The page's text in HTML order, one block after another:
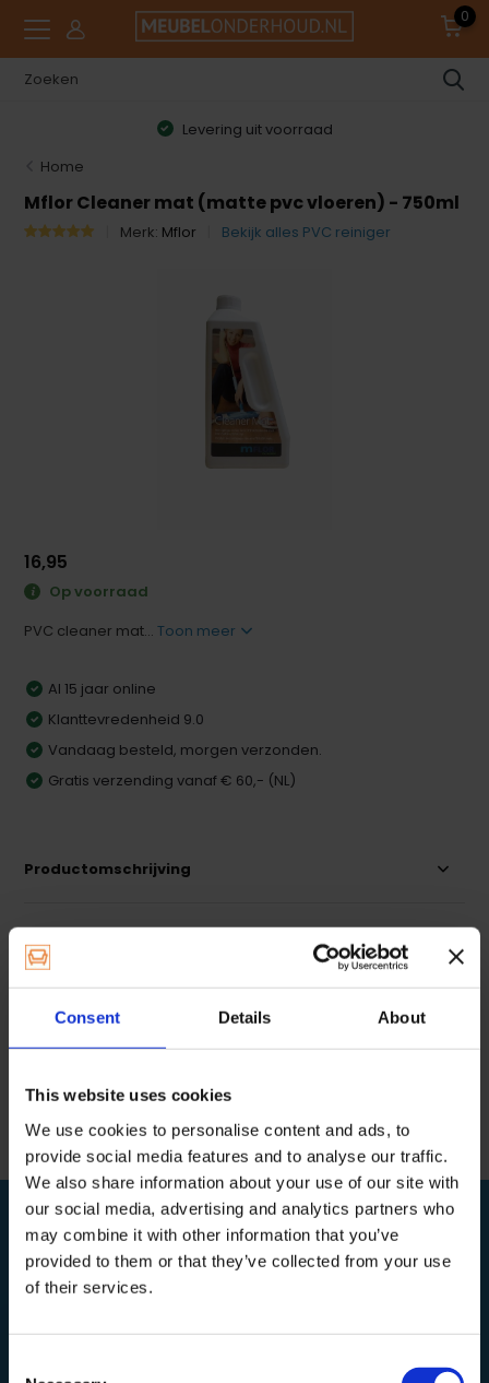
Consent Details About
This website uses cookies
We use cookies to personalise content and ads, to
provide social media features and to analyse our traffic.
We also share information about your use of our site with
our social media, advertising and analytics partners who
may combine it with other information that you’ve
provided to them or that they’ve collected from your use
of their services.
0
Levering uit voorraad
Home
Mflor Cleaner mat (matte pvc vloeren) - 750ml
Merk: Mflor Bekijk alles PVC reiniger
16,95
Op voorraad
PVC cleaner mat...Toon meer
Al 15 jaar online
Klanttevredenheid 9.0
Vandaag besteld, morgen verzonden.
Gratis verzending vanaf € 60,- (NL)
Productomschrijving
Delen
BEKIJK OOK
Relevante producten